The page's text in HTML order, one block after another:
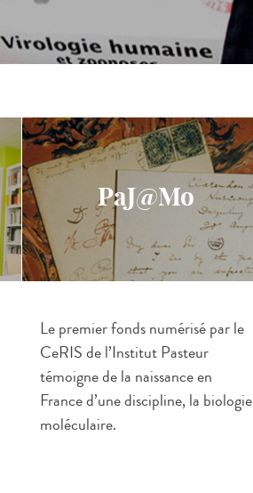
PaJ@Mo
Le premier fonds numérisé par le
CeRIS de l’Institut Pasteur
témoigne de la naissance en
France d’une discipline, la biologie
moléculaire.